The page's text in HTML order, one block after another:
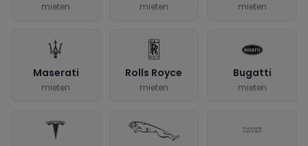
mieten mieten mieten
Maserati
mieten
Rolls Royce
mieten
Bugatti
mieten